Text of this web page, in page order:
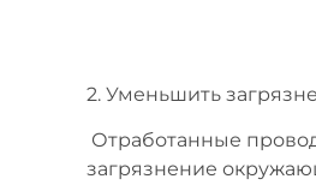
2. Уменьшить
Отработанные
загрязнение